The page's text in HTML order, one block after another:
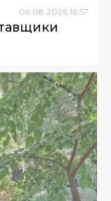
06 08 2026 16:57